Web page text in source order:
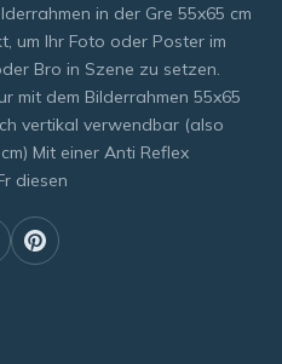
in der Gre 55x65 cm
um Ihr Foto oder Poster im
Bro in Szene zu setzen.
mit dem Bilderrahmen 55x65
vertikal verwendbar (also
Mit einer Anti Reflex
diesen